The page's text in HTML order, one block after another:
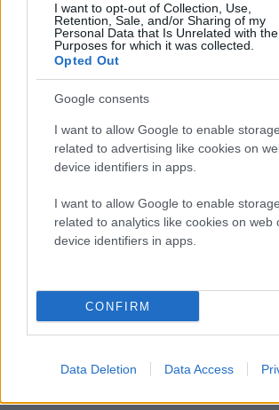
I want to opt-out of Collection, Use,
Retention, Sale, and/or Sharing of my
Personal Data that Is Unrelated with the
Purposes for which it was collected.
Opted Out
Google consents
I want to allow Google to enable storage
related to advertising like cookies on
device identifiers in apps.
I want to allow Google to enable storage
related to analytics like cookies on web
device identifiers in apps.
CONFIRM
Data Deletion Data Access